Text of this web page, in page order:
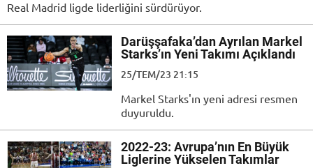
Real Madrid ligde liderliğini sürdürüyor.
Darüşşafaka’dan Ayrılan Markel
Starks’ın Yeni Takımı Açıklandı
25/TEM/23 21:15
Markel Starks'ın yeni adresi resmen
duyuruldu.
2022-23: Avrupa’nın En Büyük
Liglerine Yükselen Takımlar